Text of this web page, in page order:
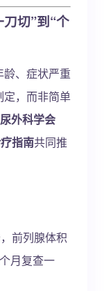
切”到“个
、症状严重
定，而非简单
外科学会
指南共同推
前列腺体积
月复查一